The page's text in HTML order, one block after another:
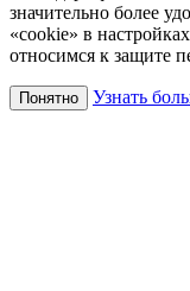
значительно более
«cookie» в
относимся к защите
Понятно Узнать